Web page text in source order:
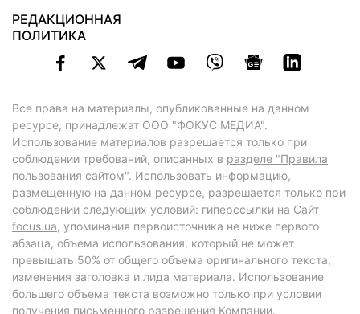
РЕДАКЦИОННАЯ
ПОЛИТИКА
Все права на материалы, опубликованные на данном
ресурсе, принадлежат ООО "ФОКУС МЕДИА".
Использование материалов разрешается только при
соблюдении требований, описанных в разделе "Правила
пользования сайтом". Использовать информацию,
размещенную на данном ресурсе, разрешается только при
соблюдении следующих условий: гиперссылки на Сайт
focus.ua, упоминания первоисточника не ниже первого
абзаца, объема использования, который не может
превышать 50% от общего объема оригинального текста,
изменения заголовка и лида материала. Использование
большего объема текста возможно только при условии
получения письменного разрешения Компании.